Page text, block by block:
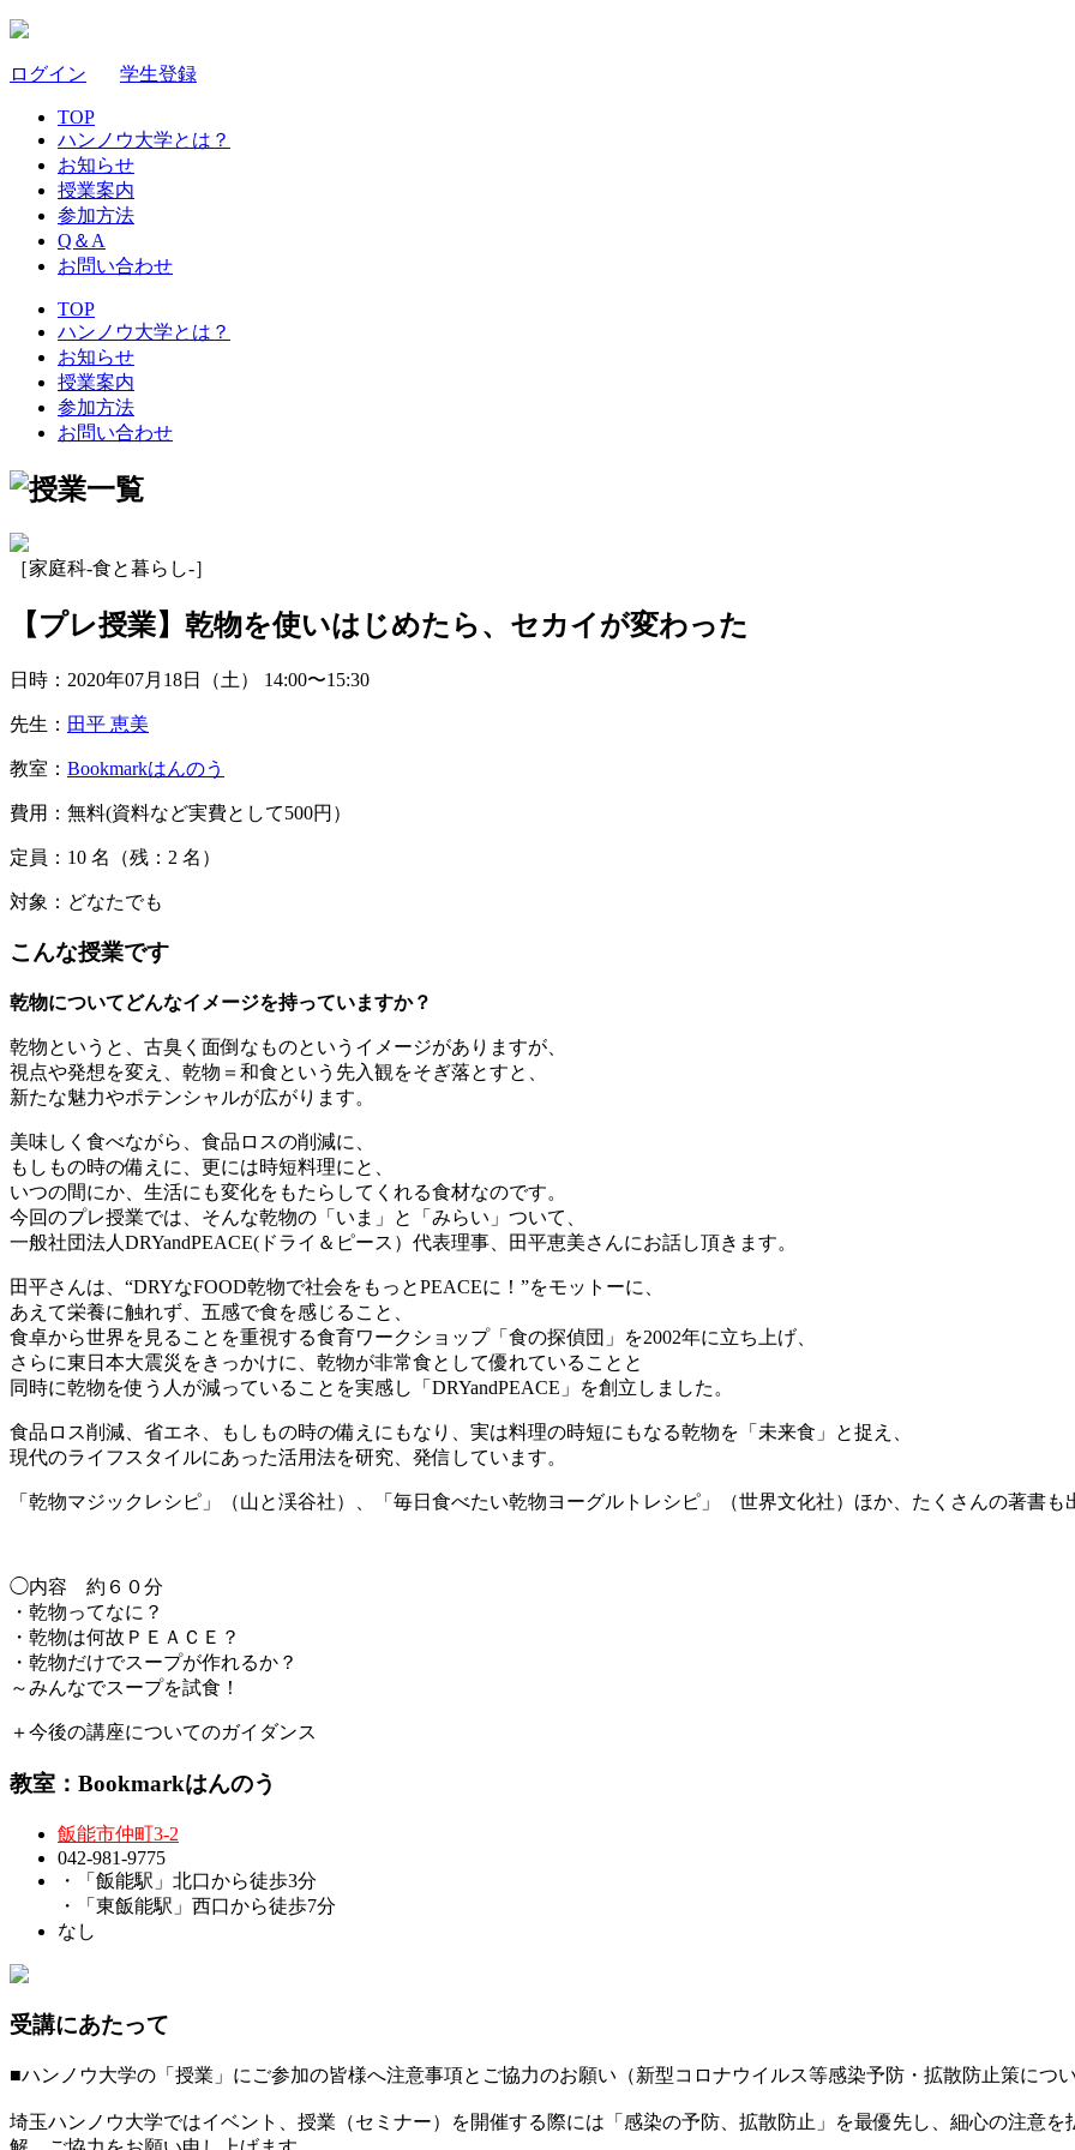
ログイン 学生登録
TOP
ハンノウ大学とは？
お知らせ
授業案内
参加方法
Q＆A
お問い合わせ
TOP
ハンノウ大学とは？
お知らせ
授業案内
参加方法
お問い合わせ
［家庭科-食と暮らし-］
【プレ授業】乾物を使いはじめたら、セカイが変わった
日時：2020年07月18日（土） 14:00〜15:30
先生： 田平 恵美
教室： Bookmarkはんのう
費用：無料(資料など実費として500円）
定員：10 名 （残：2 名 ）
対象：どなたでも
こんな授業です
乾物についてどんなイメージを持っていますか？
乾物というと、古臭く面倒なものというイメージがありますが、
視点や発想を変え、乾物＝和食という先入観をそぎ落とすと、
新たな魅力やポテンシャルが広がります。
美味しく食べながら、食品ロスの削減に、
もしもの時の備えに、更には時短料理にと、
いつの間にか、生活にも変化をもたらしてくれる食材なのです。
今回のプレ授業では、そんな乾物の「いま」と「みらい」ついて、
一般社団法人DRYandPEACE(ドライ＆ピース）代表理事、田平恵美さんにお話し頂きます。
田平さんは、“DRYなFOOD乾物で社会をもっとPEACEに！”をモットーに、
あえて栄養に触れず、五感で食を感じること、
食卓から世界を見ることを重視する食育ワークショップ「食の探偵団」を2002年に立ち上げ、
さらに東日本大震災をきっかけに、乾物が非常食として優れていることと
同時に乾物を使う人が減っていることを実感し「DRYandPEACE」を創立しました。
食品ロス削減、省エネ、もしもの時の備えにもなり、実は料理の時短にもなる乾物を「未来食」と捉え、
現代のライフスタイルにあった活用法を研究、発信しています。
「乾物マジックレシピ」（山と渓谷社）、「毎日食べたい乾物ヨーグルトレシピ」（世界文化社）ほか、たくさんの著書も
◯内容 約６０分
・乾物ってなに？
・乾物は何故ＰＥＡＣＥ？
・乾物だけでスープが作れるか？
～みんなでスープを試食！
＋今後の講座についてのガイダンス
教室：Bookmarkはんのう
飯能市仲町3-2
042-981-9775
・「飯能駅」北口から徒歩3分
・「東飯能駅」西口から徒歩7分
なし
受講にあたって
■ハンノウ大学の「授業」にご参加の皆様へ注意事項とご協力のお願い（新型コロナウイルス等感染予防・拡散防止策につい
埼玉ハンノウ大学ではイベント、授業（セミナー）を開催する際には「感染の予防、拡散防止」を最優先し、細心の注意